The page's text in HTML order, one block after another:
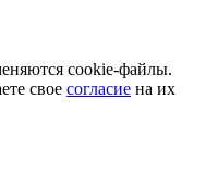
cookie-файлы.
свое согласие на их